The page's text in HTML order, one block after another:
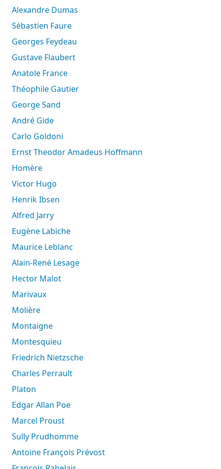
Alexandre Dumas
Sébastien Faure
Georges Feydeau
Gustave Flaubert
Anatole France
Théophile Gautier
George Sand
André Gide
Carlo Goldoni
Ernst Theodor Amadeus Hoffmann
Homère
Victor Hugo
Henrik Ibsen
Alfred Jarry
Eugène Labiche
Maurice Leblanc
Alain-René Lesage
Hector Malot
Marivaux
Molière
Montaigne
Montesquieu
Friedrich Nietzsche
Charles Perrault
Platon
Edgar Allan Poe
Marcel Proust
Sully Prudhomme
Antoine François Prévost